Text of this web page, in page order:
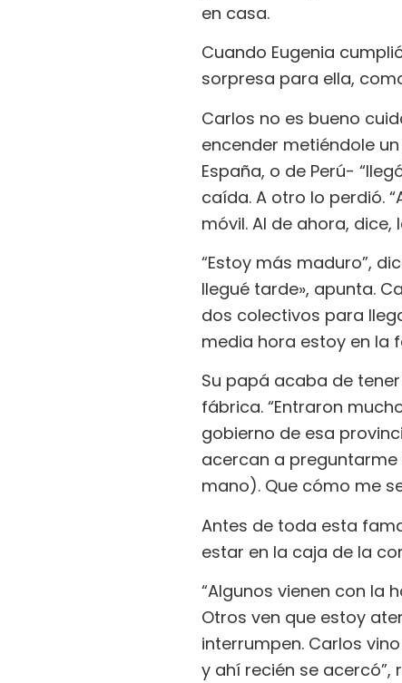
en casa.
Cuando Eugenia
sorpresa para ella,
Carlos no es bueno
encender metiéndole
España, o de Perú-
caída. A otro lo perdió.
móvil. Al de ahora, dice,
“Estoy más maduro”,
llegué tarde», apunta.
dos colectivos para
media hora estoy en la
Su papá acaba de
fábrica. “Entraron
gobierno de esa
acercan a
mano). Que cómo me
Antes de toda esta
estar en la caja de la
“Algunos vienen con la
Otros ven que estoy
interrumpen. Carlos
y ahí recién se acercó”,